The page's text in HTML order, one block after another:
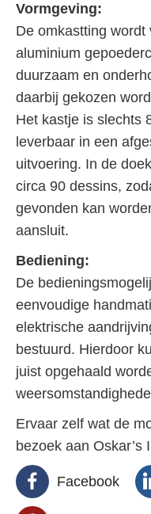
Vormgeving:
De omkastting
aluminium
duurzaam en
daarbij gekozen
Het kastje is slechts
leverbaar in een
uitvoering. In de
circa 90 dessins,
gevonden kan
aansluit.
Bediening:
De
eenvoudige
elektrische
bestuurd. Hierdoor
juist opgehaald
Ervaar zelf wat de
bezoek aan Oskar’s
Facebook